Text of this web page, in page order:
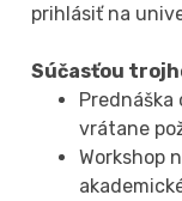
prihlásiť na
Súčasťou
vrátane
Workshop